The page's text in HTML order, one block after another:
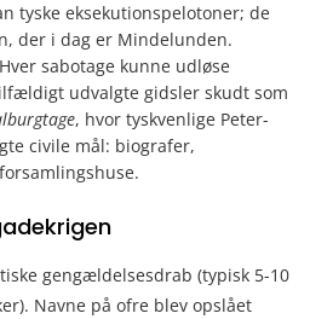
tyske eksekutionspelotoner; de
der i dag er Mindelunden.
sabotage kunne udløse
udvalgte gidsler skudt som
, hvor tyskvenlige Peter-
civile mål: biografer,
gengældelsesdrab (typisk 5-10
Navne på ofre blev opslået